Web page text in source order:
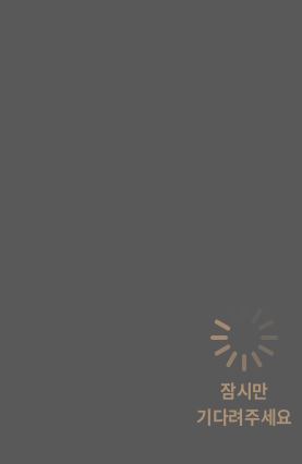
잠시만
기다려주세요